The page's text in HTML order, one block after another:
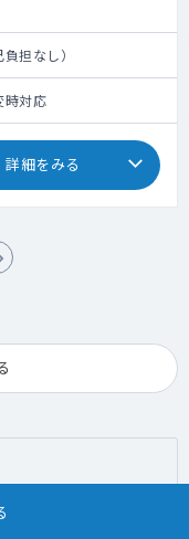
担なし）
時対応
詳細をみる